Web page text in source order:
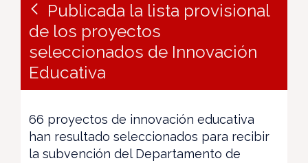
Publicada la lista provisional
de los proyectos
seleccionados de Innovación
Educativa
66 proyectos de innovación educativa
han resultado seleccionados para recibir
la subvención del Departamento de